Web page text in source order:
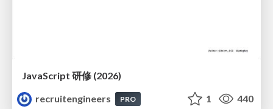
JavaScript 研修 (2026)
recruitengineers
PRO 1 440